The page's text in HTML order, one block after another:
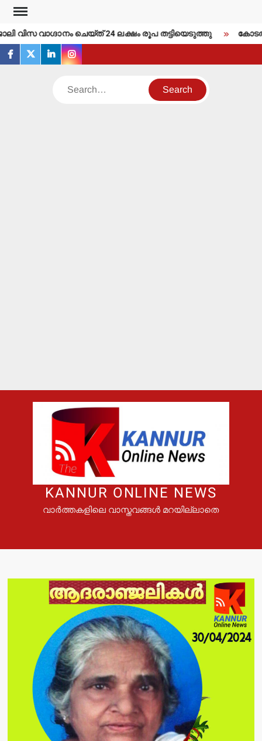
Skip
content
വിസ വാഗ്ദാനം ചെയ്ത് 24 ലക്ഷം രൂപ തട്ടിയെടുത്തു കോടതി
facebook
twitterlinkedininstagram
Search
KANNUR ONLINE NEWS
വാർത്തകളിലെ വാസ്തവങ്ങൾ മറയില്ലാതെ